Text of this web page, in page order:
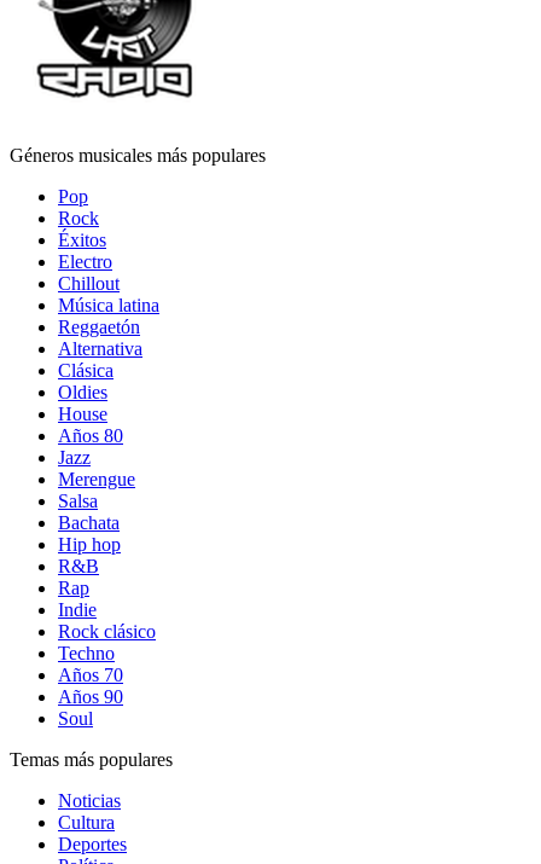
Géneros musicales más populares
Pop
Rock
Éxitos
Electro
Chillout
Música latina
Reggaetón
Alternativa
Clásica
Oldies
House
Años 80
Jazz
Merengue
Salsa
Bachata
Hip hop
R&B
Rap
Indie
Rock clásico
Techno
Años 70
Años 90
Soul
Temas más populares
Noticias
Cultura
Deportes